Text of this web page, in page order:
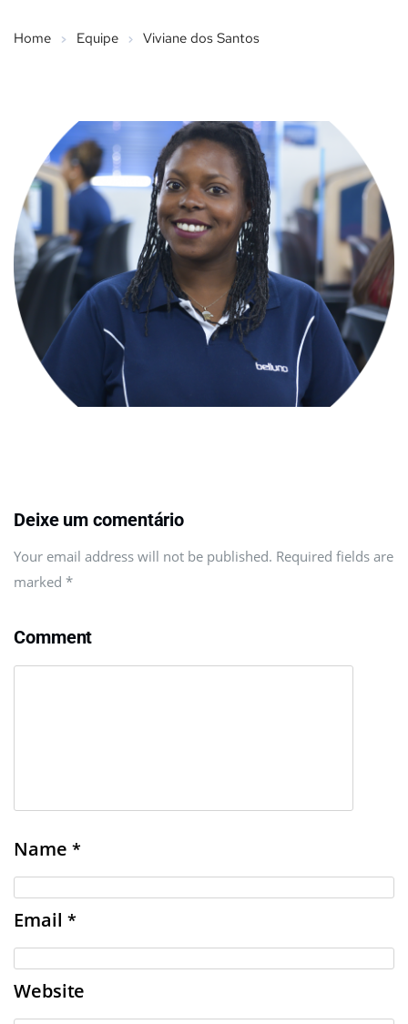
Home Equipe Viviane dos Santos
Deixe um comentário
Your email address will not be published. Required fields are
marked *
Comment
Name *
Email *
Website